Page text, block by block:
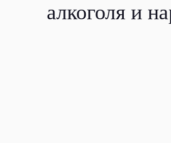
алкоголя и